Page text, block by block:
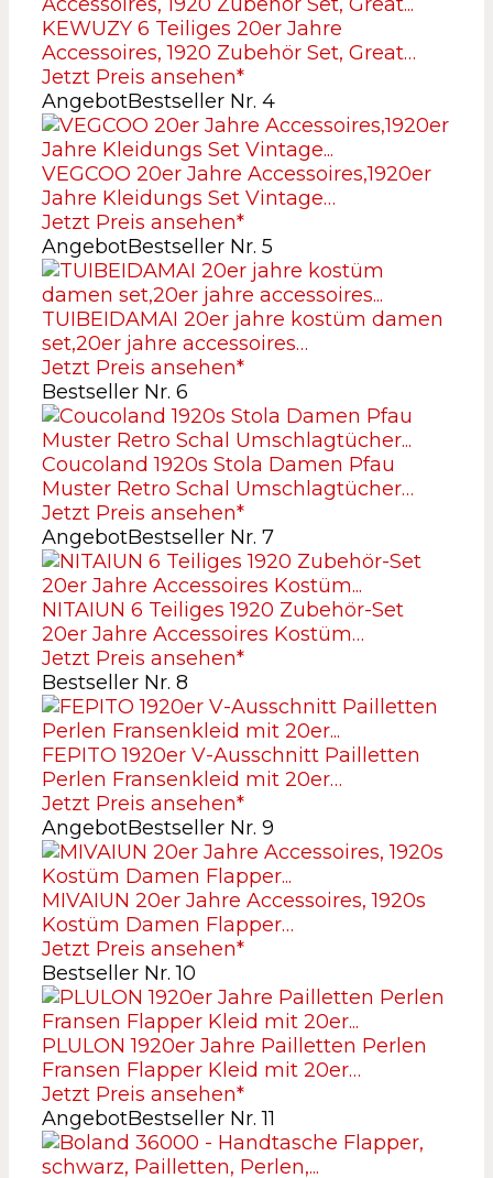
KEWUZY 6 Teiliges 20er Jahre
Accessoires, 1920 Zubehör Set, Great…
Jetzt Preis ansehen*
AngebotBestseller Nr. 4
VEGCOO 20er Jahre Accessoires,1920er
Jahre Kleidungs Set Vintage…
Jetzt Preis ansehen*
AngebotBestseller Nr. 5
TUIBEIDAMAI 20er jahre kostüm damen
set,20er jahre accessoires…
Jetzt Preis ansehen*
Bestseller Nr. 6
Coucoland 1920s Stola Damen Pfau
Muster Retro Schal Umschlagtücher…
Jetzt Preis ansehen*
AngebotBestseller Nr. 7
NITAIUN 6 Teiliges 1920 Zubehör-Set
20er Jahre Accessoires Kostüm…
Jetzt Preis ansehen*
Bestseller Nr. 8
FEPITO 1920er V-Ausschnitt Pailletten
Perlen Fransenkleid mit 20er…
Jetzt Preis ansehen*
AngebotBestseller Nr. 9
MIVAIUN 20er Jahre Accessoires, 1920s
Kostüm Damen Flapper…
Jetzt Preis ansehen*
Bestseller Nr. 10
PLULON 1920er Jahre Pailletten Perlen
Fransen Flapper Kleid mit 20er…
Jetzt Preis ansehen*
AngebotBestseller Nr. 11